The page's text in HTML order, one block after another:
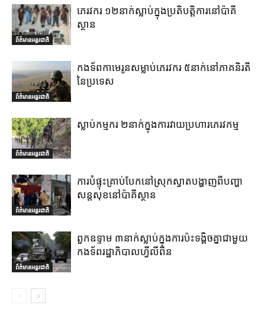
ព័ត៌មានអន្តរជាតិ
ភេរវករ ១២នាក់ស្លាប់ក្នុងប្រតិបត្តិការនៅប៉ាគី
ស្ថាន
ព័ត៌មានអន្តរជាតិ
កងទ័ពកាមេរូនសម្លាប់ភេរវករ ៥នាក់នៅភាគនិរតី
នៃប្រទេស
ព័ត៌មានអន្តរជាតិ
ស្លាប់កម្មករ ២នាក់ក្នុងការវាយប្រហារភេរវកម្ម
ព័ត៌មានអន្តរជាតិ
ការបំផ្ទុះគ្រាប់បែកនៅស្រុកស្វាតបង្ហាញពីបញ្ហា
សន្តសុខនៅប៉ាគីស្ថាន
ព័ត៌មានអន្តរជាតិ
ពួកឧទ្ទាម ៣នាក់ស្លាប់ក្នុងការប៉ះទង្គិចគ្នាជាមួយ
កងទ័ពរដ្ឋាភិបាលហ្វីលីពីន